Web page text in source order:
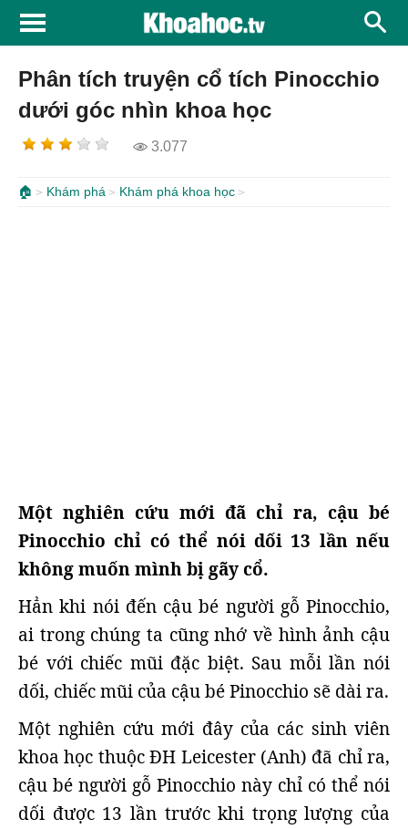
Phân tích truyện cổ tích Pinocchio
dưới góc nhìn khoa học
3.077
🏠 Khám phá Khám phá khoa học
Một nghiên cứu mới đã chỉ ra, cậu bé
Pinocchio chỉ có thể nói dối 13 lần nếu
không muốn mình bị gãy cổ.
Hẳn khi nói đến cậu bé người gỗ Pinocchio,
ai trong chúng ta cũng nhớ về hình ảnh cậu
bé với chiếc mũi đặc biệt. Sau mỗi lần nói
dối, chiếc mũi của cậu bé Pinocchio sẽ dài ra.
Một nghiên cứu mới đây của các sinh viên
khoa học thuộc ĐH Leicester (Anh) đã chỉ ra,
cậu bé người gỗ Pinocchio này chỉ có thể nói
dối được 13 lần trước khi trọng lượng của